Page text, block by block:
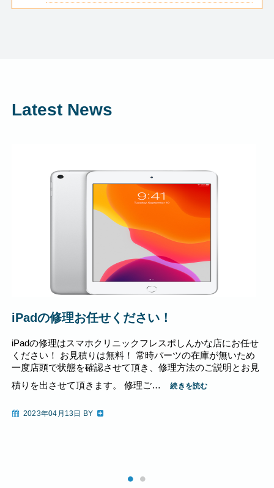
Latest News
iPadの修理お任せください！
iPadの修理はスマホクリニックフレスポしんかな店にお任せ
ください！ お見積りは無料！ 常時パーツの在庫が無いため
一度店頭で状態を確認させて頂き、修理方法のご説明とお見
積りを出させて頂きます。 修理ご…
続きを読む
2023年04月13日 BY